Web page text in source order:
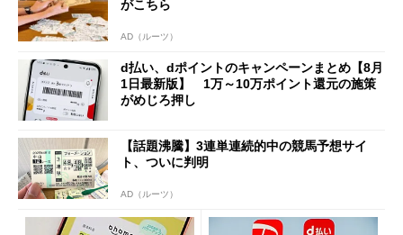
がこちら
AD（ルーツ）
d払い、dポイントのキャンペーンまとめ【8月
1日最新版】 1万～10万ポイント還元の施策
がめじろ押し
【話題沸騰】3連単連続的中の競馬予想サイ
ト、ついに判明
AD（ルーツ）